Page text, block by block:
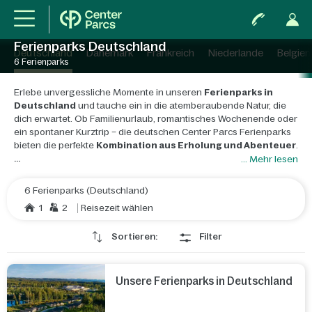
Deutschland Dänemark Frankreich Niederlande Belgien
Ferienparks Deutschland
6 Ferienparks
Erlebe unvergessliche Momente in unseren Ferienparks in
Deutschland und tauche ein in die atemberaubende Natur, die
dich erwartet. Ob Familienurlaub, romantisches Wochenende oder
ein spontaner Kurztrip – die deutschen Center Parcs Ferienparks
bieten die perfekte Kombination aus Erholung und Abenteuer.
raue Meeresbrise am Park Nordseeküste, die beeindruckenden
Bergpanoramen im Park Allgäu oder die dichten Wälder der
Bispinger Heide – jeder Ferienpark begeistert mit seinem ganz
und Hotelzimmer sowie außergewöhnliche Baumhäuser und
Für aktive Urlauber bieten die Center Parcs zahlreicheOutdoor-
Aktivitäten: Ob Radfahren, Wandern oder Klettern – hier kommt
garantiert keine Langeweile auf. Und wenn das Wetter mal nicht
... Mehr lesen
6 Ferienparks (Deutschland)
1
2 Reisezeit wählen
Sortieren: Filter
Unsere Ferienparks in Deutschland